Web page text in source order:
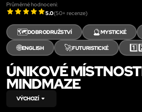
Průměrné hodnocení:
5.0(50+ recenze)
🗺️DOBRODRUŽSTVÍ 🔮MYSTICKÉ
🌐ENGLISH 🚀FUTURISTICKÉ
ÚNIKOVÉ
MINDMAZE
VÝCHOZÍ